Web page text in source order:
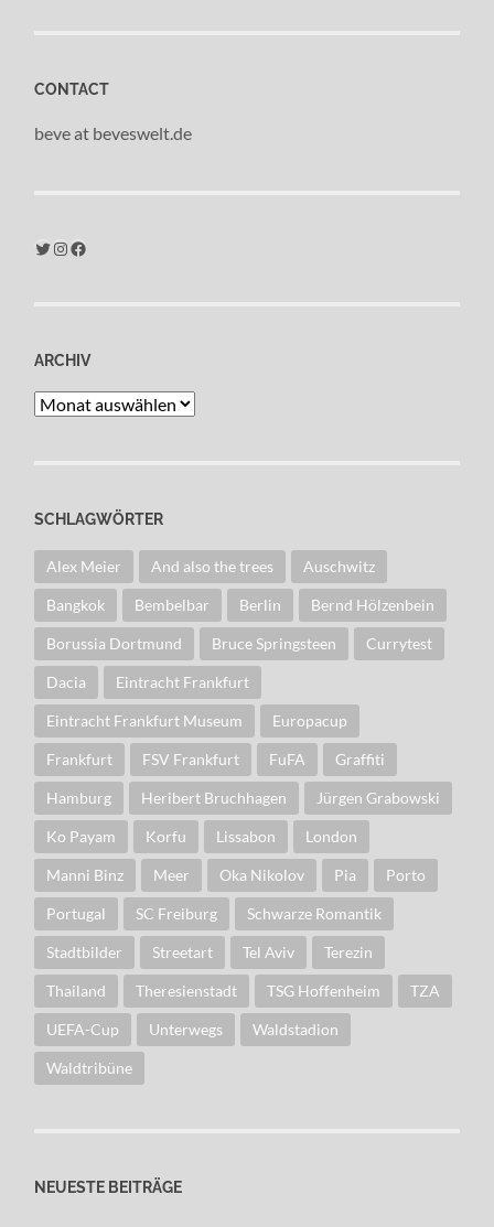
CONTACT
beve at beveswelt.de
Twitter Instagram Facebook
ARCHIV
Archiv
SCHLAGWÖRTER
Alex Meier And also the trees Auschwitz
Bangkok Bembelbar Berlin Bernd Hölzenbein
Borussia Dortmund Bruce Springsteen Currytest
Dacia Eintracht Frankfurt
Eintracht Frankfurt Museum Europacup
Frankfurt FSV Frankfurt FuFA Graffiti
Hamburg Heribert Bruchhagen Jürgen Grabowski
Ko Payam Korfu Lissabon London
Manni Binz Meer Oka Nikolov Pia Porto
Portugal SC Freiburg Schwarze Romantik
Stadtbilder Streetart Tel Aviv Terezin
Thailand Theresienstadt TSG Hoffenheim TZA
UEFA-Cup Unterwegs Waldstadion
Waldtribüne
NEUESTE BEITRÄGE